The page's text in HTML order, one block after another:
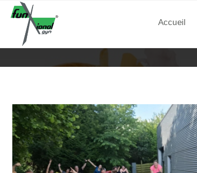
Accueil